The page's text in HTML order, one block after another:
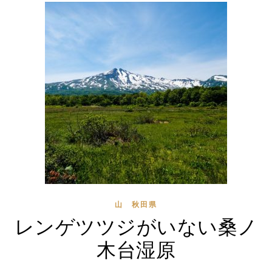
山 秋田県
レンゲツツジがいない桑ノ
木台湿原